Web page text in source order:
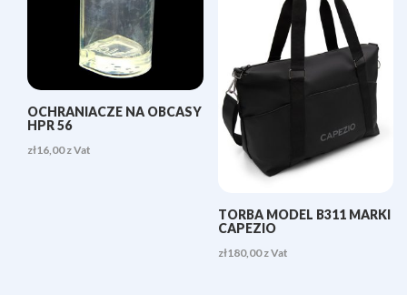
OCHRANIACZE NA OBCASY
HPR 56
zł16,00 z Vat
TORBA MODEL B311 MARKI
CAPEZIO
zł180,00 z Vat